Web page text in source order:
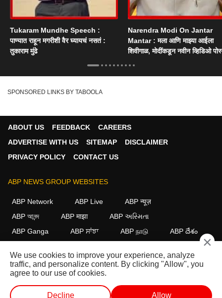
Tukaram Mundhe Speech :
पाण्यात राहून मगरीशी वैर घ्यायचं नसतं :
तुकाराम मुंढे
Narendra Modi On Jantar
Mantar : मला आणि माझ्या आईला
शिवीगाळ, मोदींकडून नवीन व्हिडिओ
SPONSORED LINKS BY TABOOLA
ABOUT US FEEDBACK
CAREERS
ADVERTISE WITH US
SITEMAP
DISCLAIMER
PRIVACY POLICY
CONTACT US
ABP NEWS GROUP WEBSITES
ABP Network ABP Live
ABP न्यूज़
ABP আনন্দ
ABP माझा
ABP અસ્મિતા
ABP Ganga
ABP ਸਾਂਝਾ ABP நாடு ABP దేశం
FOLLOW US
This website follows the DNPA Code of Ethics.
Copyright@2026.
×
We use cookies to improve your experience, analyze
traffic, and personalize content. By clicking "Allow", you
agree to our use of cookies.
Decline Allow